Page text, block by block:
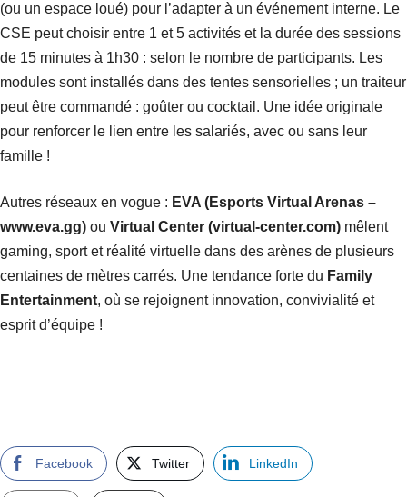
(ou un espace loué) pour l’adapter à un événement interne. Le
CSE peut choisir entre 1 et 5 activités et la durée des sessions
de 15 minutes à 1h30 : selon le nombre de participants. Les
modules sont installés dans des tentes sensorielles ; un traiteur
peut être commandé : goûter ou cocktail. Une idée originale
pour renforcer le lien entre les salariés, avec ou sans leur
famille !
Autres réseaux en vogue : EVA (Esports Virtual Arenas –
www.eva.gg) ou Virtual Center (virtual-center.com) mêlent
gaming, sport et réalité virtuelle dans des arènes de plusieurs
centaines de mètres carrés. Une tendance forte du Family
Entertainment, où se rejoignent innovation, convivialité et
esprit d’équipe !
Facebook Twitter LinkedIn